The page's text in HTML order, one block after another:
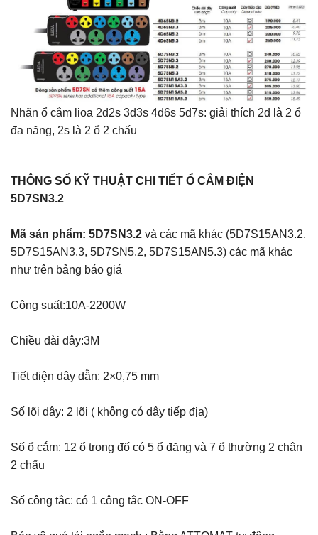
Nhãn ổ cắm lioa 2d2s 3d3s 4d6s 5d7s: giải thích 2d là 2 ổ
đa năng, 2s là 2 ổ 2 chấu
THÔNG SỐ KỸ THUẬT CHI TIẾT Ổ CẮM ĐIỆN
5D7SN3.2
Mã sản phẩm: 5D7SN3.2 và các mã khác (5D7S15AN3.2,
5D7S15AN3.3, 5D7SN5.2, 5D7S15AN5.3) các mã khác
như trên bảng báo giá
Công suất:10A-2200W
Chiều dài dây:3M
Tiết diện dây dẫn: 2×0,75 mm
Số lõi dây: 2 lõi ( không có dây tiếp địa)
Số ổ cắm: 12 ổ trong đố có 5 ổ đăng và 7 ổ thường 2 chân
2 chấu
Số công tắc: có 1 công tắc ON-OFF